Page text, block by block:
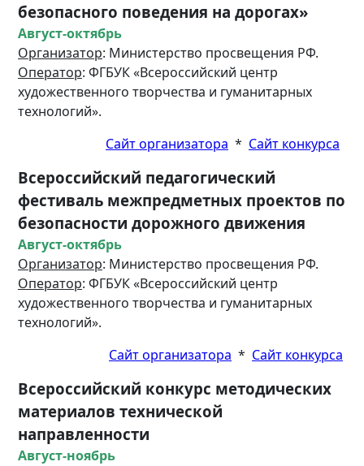
безопасного поведения на дорогах»
Август-октябрь
Организатор: Министерство просвещения РФ.
Оператор: ФГБУК «Всероссийский центр
художественного творчества и гуманитарных
технологий».
Сайт организатора * Сайт конкурса
Всероссийский педагогический
фестиваль межпредметных проектов по
безопасности дорожного движения
Август-октябрь
Организатор: Министерство просвещения РФ.
Оператор: ФГБУК «Всероссийский центр
художественного творчества и гуманитарных
технологий».
Сайт организатора * Сайт конкурса
Всероссийский конкурс методических
материалов технической
направленности
Август-ноябрь